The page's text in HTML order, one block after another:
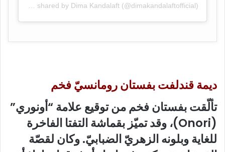
A post shared by Dima Kandalaft (@dimakandalaftofficial)
ديمة قندلفت بفستان رومانسيّ فخم
تألّقت بفستان فخم من توقيع علامة “أونوري”
(Onori)، وقد تميّز بقماشة التفتا الفاخرة
للغاية وبلونه الزهريّ الضبابيّ. وكان لقصّة